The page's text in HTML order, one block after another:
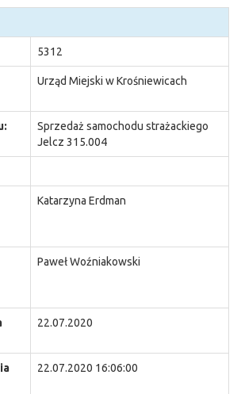
5312
Urząd Miejski w Krośniewicach
Sprzedaż samochodu strażackiego
Jelcz 315.004
Katarzyna Erdman
Paweł Woźniakowski
22.07.2020
22.07.2020 16:06:00